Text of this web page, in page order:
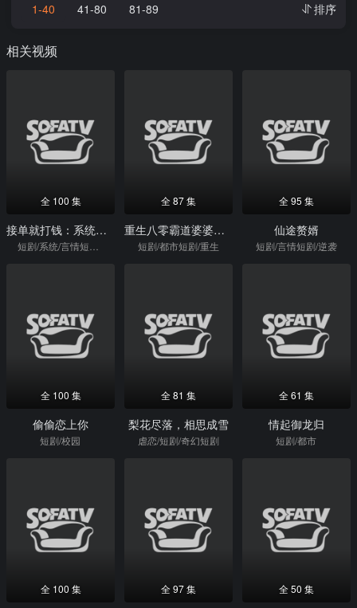
1-40 41-80 81-89 排序
相关视频
全 100 集
接单就打钱：系统带我赚不停
全 87 集
重生八零霸道婆婆带我奔小康
短剧/都市短剧/重生
全 95 集
仙途赘婿
短剧/言情短剧/逆袭
全 100 集
偷偷恋上你
短剧/校园
全 81 集
梨花尽落，相思成雪
虐恋/短剧/奇幻短剧
全 61 集
情起御龙归
短剧/都市
全 100 集 全 97 集 全 50 集